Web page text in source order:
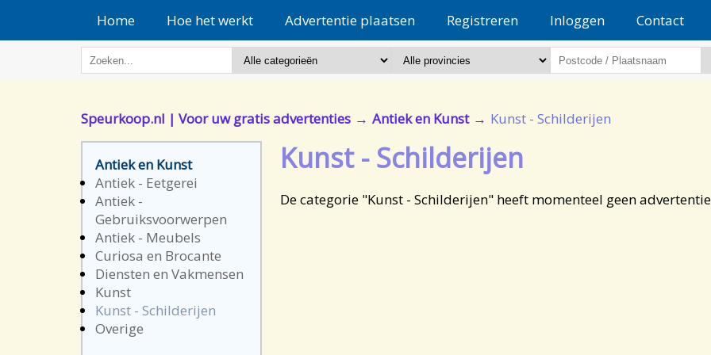
Home Hoe het werkt Advertentie plaatsen Registreren Inloggen Contact
Speurkoop.nl | Voor uw gratis advertenties Antiek en Kunst Kunst - Schilderijen
Antiek en Kunst
Antiek - Eetgerei
Antiek -
Gebruiksvoorwerpen
Antiek - Meubels
Curiosa en Brocante
Diensten en Vakmensen
Kunst
Kunst - Schilderijen
Overige
Kunst - Schilderijen
De categorie "Kunst - Schilderijen" heeft momenteel geen